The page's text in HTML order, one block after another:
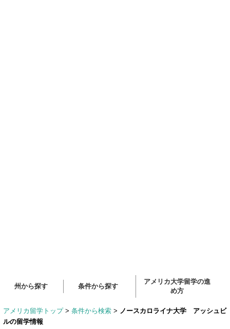
州から探す 条件から探す
アメリカ大学留学の進
め方
アメリカ留学トップ > 条件から検索 > ノースカロライナ大学 アッシュビ
ルの留学情報